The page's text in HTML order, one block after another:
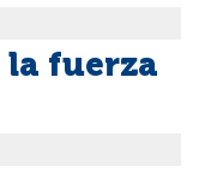
la fuerza